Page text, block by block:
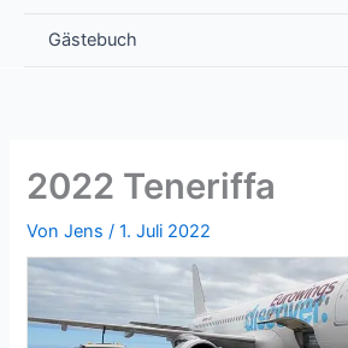
Gästebuch
2022 Teneriffa
VonJens/1. Juli 2022